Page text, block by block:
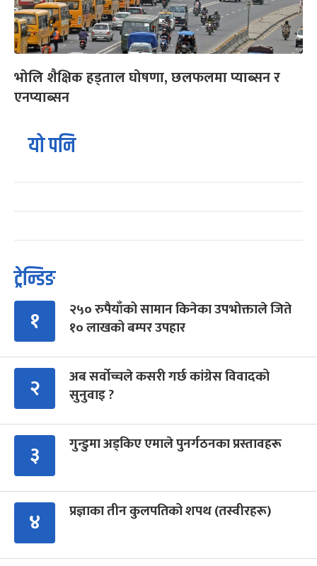
भोलि शैक्षिक हड्ताल घोषणा, छलफलमा प्याब्सन र
एनप्याब्सन
यो पनि
ट्रेन्डिङ
१
२५० रुपैयाँको सामान किनेका उपभोक्ताले जिते
१० लाखको बम्पर उपहार
२
अब सर्वोच्चले कसरी गर्छ कांग्रेस विवादको
सुनुवाइ ?
३ गुन्डुमा अड्किए एमाले पुनर्गठनका प्रस्तावहरू
४ प्रज्ञाका तीन कुलपतिको शपथ (तस्वीरहरू)